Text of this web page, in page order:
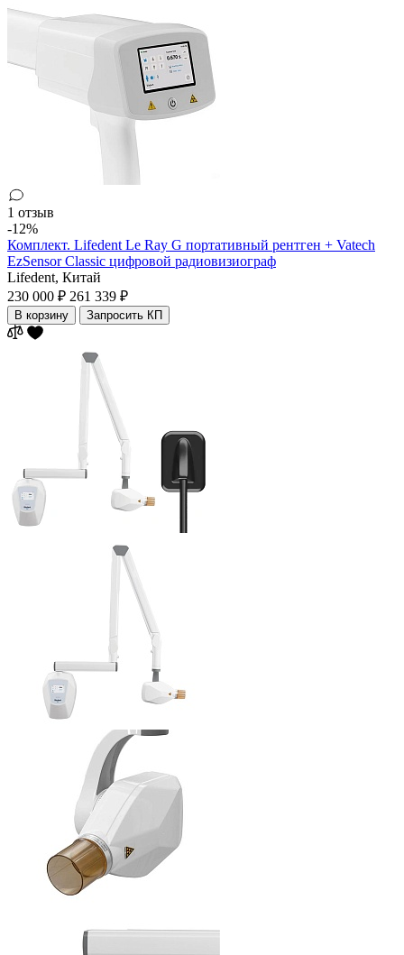
1 отзыв
-12%
Комплект. Lifedent Le Ray G портативный рентген + Vatech
EzSensor Classic цифровой радиовизиограф
Lifedent, Китай
230 000 ₽ 261 339 ₽
В корзину Запросить КП